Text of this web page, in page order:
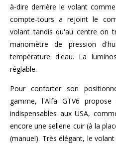
à-dire derrière le volant
compte-tours a rejoint le
volant tandis qu'au centre on
manomètre de pression
température d'eau. La
réglable.
Pour conforter son
gamme, l'Alfa GTV6
indispensables aux USA,
encore une sellerie cuir (à la
(manuel). Très élégant, le